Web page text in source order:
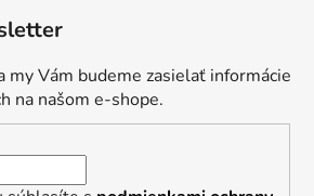
Vám budeme zasielať informácie
na našom e-shope.